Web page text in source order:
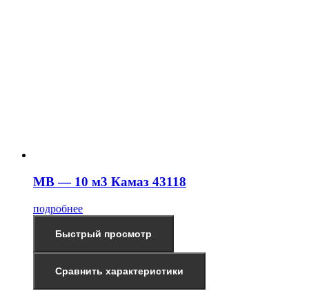
МВ — 10 м3 Камаз 43118
подробнее
Быстрый просмотр
Сравнить характеристики